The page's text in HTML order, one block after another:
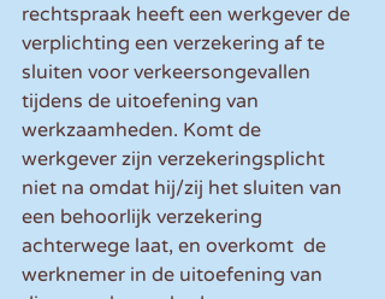
rechtspraak heeft een werkgever de
verplichting een verzekering af te
sluiten voor verkeersongevallen
tijdens de uitoefening van
werkzaamheden. Komt de
werkgever zijn verzekeringsplicht
niet na omdat hij/zij het sluiten van
een behoorlijk verzekering
achterwege laat, en overkomt  de
werknemer in de uitoefening van